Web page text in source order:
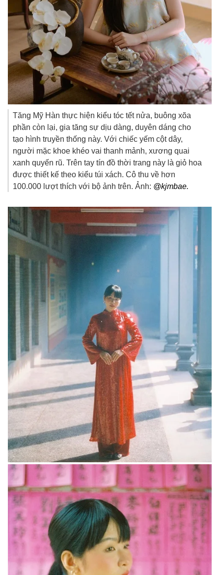
Tăng Mỹ Hàn thực hiện kiểu tóc tết nửa, buông xõa
phần còn lại, gia tăng sự dịu dàng, duyên dáng cho
tạo hình truyền thống này. Với chiếc yếm cột dây,
người mặc khoe khéo vai thanh mảnh, xương quai
xanh quyến rũ. Trên tay tín đồ thời trang này là giỏ hoa
được thiết kế theo kiểu túi xách. Cô thu về hơn
100.000 lượt thích với bộ ảnh trên. Ảnh: @kjmbae.